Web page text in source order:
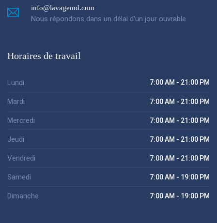
info@lavagemd.com
Nous répondons dans un délai d'un jour ouvrable
Horaires de travail
Lundi 7:00 AM - 21:00 PM
Mardi 7:00 AM - 21:00 PM
Mercredi 7:00 AM - 21:00 PM
Jeudi 7:00 AM - 21:00 PM
Vendredi 7:00 AM - 21:00 PM
Samedi 7:00 AM - 19:00 PM
Dimanche 7:00 AM - 19:00 PM